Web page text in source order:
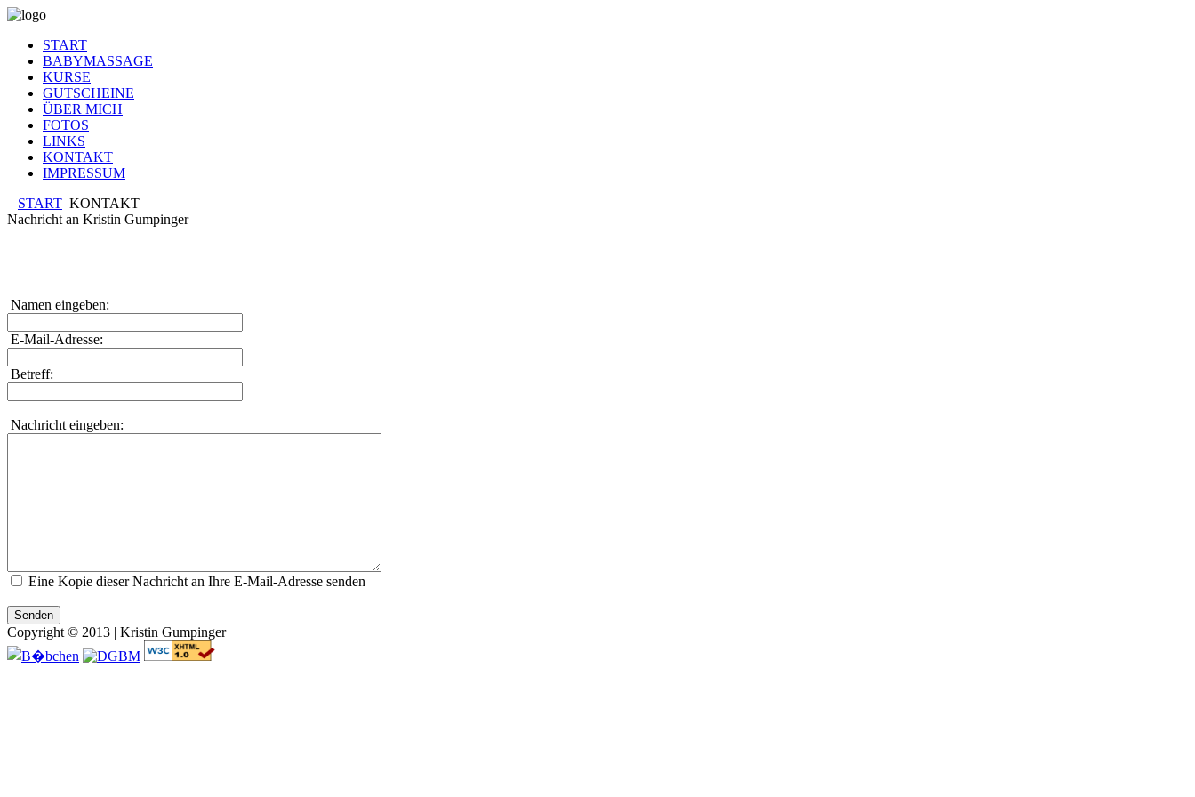
START
BABYMASSAGE
KURSE
GUTSCHEINE
ÜBER MICH
FOTOS
LINKS
KONTAKT
IMPRESSUM
START KONTAKT
Nachricht an Kristin Gumpinger
Namen eingeben:
E-Mail-Adresse:
Betreff:
Nachricht eingeben:
Eine Kopie dieser Nachricht an Ihre E-Mail-Adresse senden
Senden
Copyright © 2013 | Kristin Gumpinger